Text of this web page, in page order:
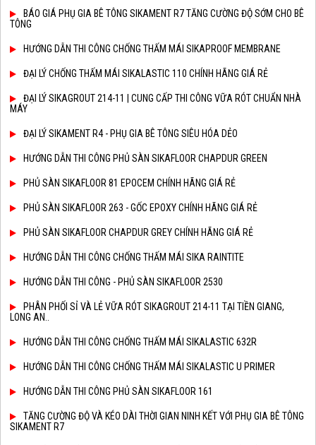
BÁO GIÁ PHỤ GIA BÊ TÔNG SIKAMENT R7 TĂNG CƯỜNG ĐỘ SỚM CHO BÊ
TÔNG
HƯỚNG DẪN THI CÔNG CHỐNG THẤM MÁI SIKAPROOF MEMBRANE
ĐẠI LÝ CHỐNG THẤM MÁI SIKALASTIC 110 CHÍNH HÃNG GIÁ RẺ
ĐẠI LÝ SIKAGROUT 214-11 | CUNG CẤP THI CÔNG VỮA RÓT CHUẨN NHÀ
MÁY
ĐẠI LÝ SIKAMENT R4 - PHỤ GIA BÊ TÔNG SIÊU HÓA DẺO
HƯỚNG DẪN THI CÔNG PHỦ SÀN SIKAFLOOR CHAPDUR GREEN
PHỦ SÀN SIKAFLOOR 81 EPOCEM CHÍNH HÃNG GIÁ RẺ
PHỦ SÀN SIKAFLOOR 263 - GỐC EPOXY CHÍNH HÃNG GIÁ RẺ
PHỦ SÀN SIKAFLOOR CHAPDUR GREY CHÍNH HÃNG GIÁ RẺ
HƯỚNG DẪN THI CÔNG CHỐNG THẤM MÁI SIKA RAINTITE
HƯỚNG DẪN THI CÔNG - PHỦ SÀN SIKAFLOOR 2530
PHÂN PHỐI SỈ VÀ LẺ VỮA RÓT SIKAGROUT 214-11 TẠI TIỀN GIANG,
LONG AN..
HƯỚNG DẪN THI CÔNG CHỐNG THẤM MÁI SIKALASTIC 632R
HƯỚNG DẪN THI CÔNG CHỐNG THẤM MÁI SIKALASTIC U PRIMER
HƯỚNG DẪN THI CÔNG PHỦ SÀN SIKAFLOOR 161
TĂNG CƯỜNG ĐỘ VÀ KÉO DÀI THỜI GIAN NINH KẾT VỚI PHỤ GIA BÊ TÔNG
SIKAMENT R7